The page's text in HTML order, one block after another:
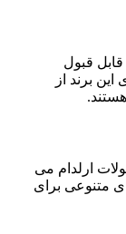
قبول
برند از
ارلدام می
متنوعی برای